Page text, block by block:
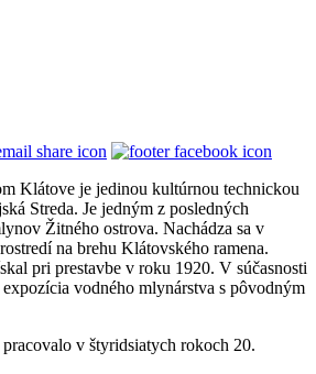
Klátove je jedinou kultúrnou technickou
Streda. Je jedným z posledných
Žitného ostrova. Nachádza sa v
na brehu Klátovského ramena.
pri prestavbe v roku 1920. V súčasnosti
expozícia vodného mlynárstva s pôvodným
v štyridsiatych rokoch 20.